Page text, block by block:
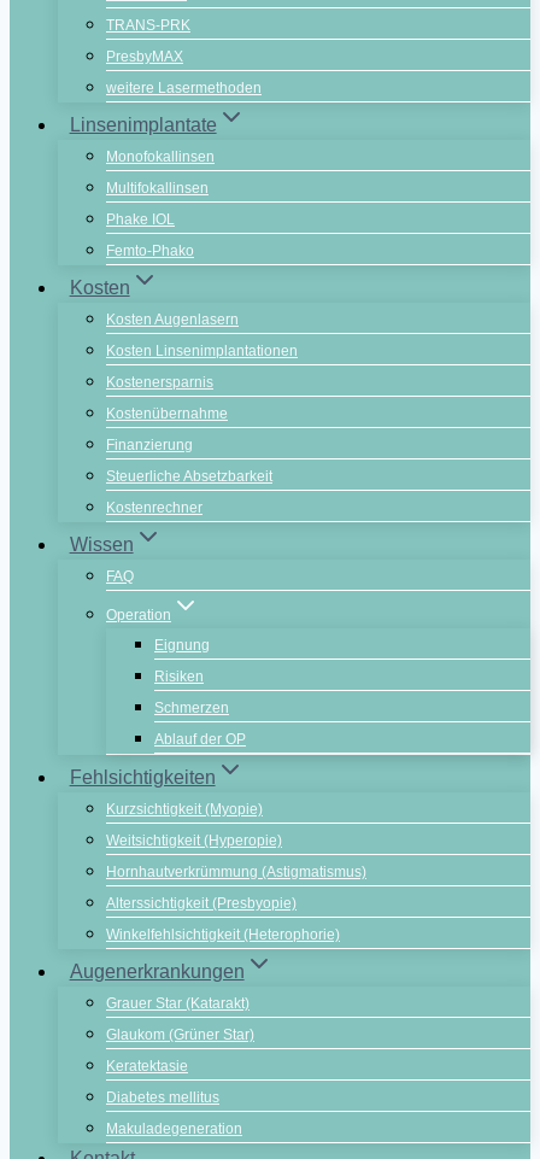
TRANS-PRK
PresbyMAX
weitere Lasermethoden
Linsenimplantate
Monofokallinsen
Multifokallinsen
Phake IOL
Femto-Phako
Kosten
Kosten Augenlasern
Kosten Linsenimplantationen
Kostenersparnis
Kostenübernahme
Finanzierung
Steuerliche Absetzbarkeit
Kostenrechner
Wissen
FAQ
Operation
Eignung
Risiken
Schmerzen
Ablauf der OP
Fehlsichtigkeiten
Kurzsichtigkeit (Myopie)
Weitsichtigkeit (Hyperopie)
Hornhautverkrümmung (Astigmatismus)
Alterssichtigkeit (Presbyopie)
Winkelfehlsichtigkeit (Heterophorie)
Augenerkrankungen
Grauer Star (Katarakt)
Glaukom (Grüner Star)
Keratektasie
Diabetes mellitus
Makuladegeneration